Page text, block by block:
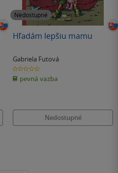
Nedostupné
Hľadám lepšiu mamu
Gabriela Futová
0.0
z
5
hvězdiček
pevná vazba
Nedostupné